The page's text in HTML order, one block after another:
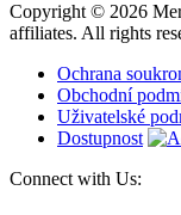
Copyright © 2026
affiliates. All rights
Ochrana
Obchodní
Uživatelské
Dostupnost
Connect with Us: